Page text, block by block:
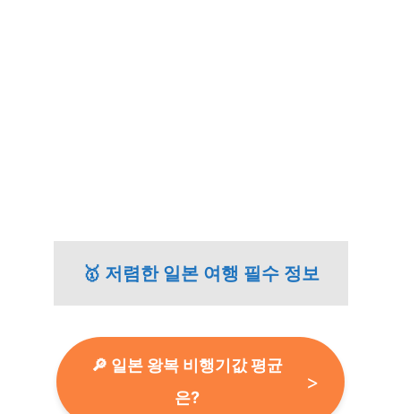
🥇 저렴한 일본 여행 필수 정보
🔎 일본 왕복 비행기값 평균
은?